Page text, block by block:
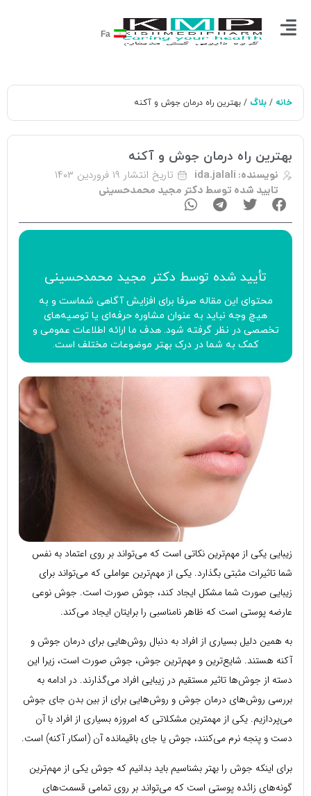
Fa
خانه / بلاگ / بهترین راه درمان جوش و آکنه
بهترین راه درمان جوش و آکنه
نویسنده: ida.jalali تاریخ انتشار ۱۹ فروردین ۱۴۰۳
تایید شده توسط دکتر مجید محمدحسینی
تأیید‌‌‌‌‌‌‌ شده توسط دکتر مجید محمدحسینی
محتوای این مقاله صرفا برای افزایش آگاهی شماست و به
هیچ وجه نباید به عنوان مشاوره حرفه‌ای یا توصیه‌های
تخصصی در نظر گرفته شود. هدف ما ارائه اطلاعات عمومی و
کمک به شما در درک بهتر موضوعات مختلف است.
زیبایی یکی از مهم‌ترین نکاتی است که می‌تواند بر روی اعتماد به نفس
شما تاثیرات مثبتی بگذارد. یکی از مهم‌ترین عواملی که می‌تواند برای
زیبایی صورت شما مشکل ایجاد کند، جوش صورت است. جوش نوعی
عارضه پوستی است که ظاهر نامناسبی را برایتان ایجاد می‌کند.
به همین دلیل بسیاری از افراد به دنبال روش‌هایی برای درمان جوش و
آکنه هستند. شایع‌ترین و مهم‌ترین جوش، جوش صورت است، زیرا این
دسته از جوش‌ها تاثیر مستقیم در زیبایی افراد می‌گذارند. در ادامه به
بررسی روش‌های درمان جوش و روش‌هایی برای از بین بدن جای جوش
می‌پردازیم. یکی از مهم­ترین مشکلاتی که امروزه بسیاری از افراد با آن
دست و پنجه نرم می‌کنند، جوش یا جای باقیمانده آن (اسکار آکنه) است.
برای اینکه جوش را بهتر بشناسیم باید بدانیم که جوش یکی از مهم‌ترین
گونه‌های زائده پوستی است که می‌تواند بر روی تمامی قسمت‌های